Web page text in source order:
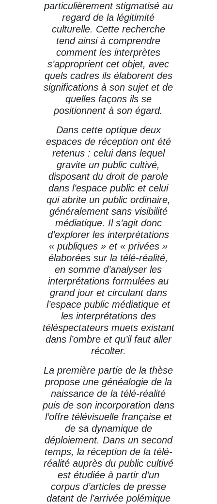
particulièrement stigmatisé au
regard de la légitimité
culturelle. Cette recherche
tend ainsi à comprendre
comment les interprètes
s’approprient cet objet, avec
quels cadres ils élaborent des
significations à son sujet et de
quelles façons ils se
positionnent à son égard.
Dans cette optique deux
espaces de réception ont été
retenus : celui dans lequel
gravite un public cultivé,
disposant du droit de parole
dans l’espace public et celui
qui abrite un public ordinaire,
généralement sans visibilité
médiatique. Il s’agit donc
d’explorer les interprétations
« publiques » et « privées »
élaborées sur la télé-réalité,
en somme d’analyser les
interprétations formulées au
grand jour et circulant dans
l’espace public médiatique et
les interprétations des
téléspectateurs muets existant
dans l’ombre et qu’il faut aller
récolter.
La première partie de la thèse
propose une généalogie de la
naissance de la télé-réalité
puis de son incorporation dans
l’offre télévisuelle française et
de sa dynamique de
déploiement. Dans un second
temps, la réception de la télé-
réalité auprès du public cultivé
est étudiée à partir d’un
corpus d’articles de presse
datant de l’arrivée polémique